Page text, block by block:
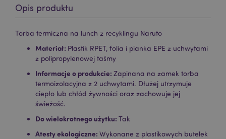
Opis produktu
Torba termiczna na lunch z recyklingu Naruto
Materiał: Plastik RPET, folia i pianka EPE z uchwytami
z polipropylenowej taśmy
Informacje o produkcie: Zapinana na zamek torba
termoizolacyjna z 2 uchwytami. Dłużej utrzymuje
ciepło lub chłód żywności oraz zachowuje jej
świeżość.
Do wielokrotnego użytku: Tak
Atesty ekologiczne: Wykonane z plastikowych butelek